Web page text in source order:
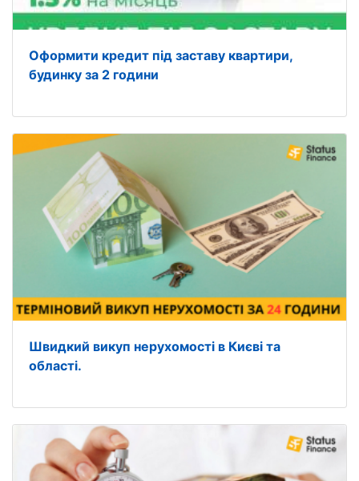
Оформити кредит під заставу квартири,
будинку за 2 години
Швидкий викуп нерухомості в Києві та
області.